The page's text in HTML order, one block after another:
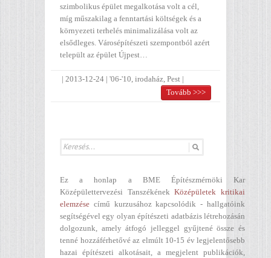
szimbolikus épület megalkotása volt a cél,
míg műszakilag a fenntartási költségek és a
környezeti terhelés minimalizálása volt az
elsődleges. Városépítészeti szempontból azért
települt az épület Újpest…
| 2013-12-24 | '06-'10, irodaház, Pest |
Tovább >>>
Ez a honlap a BME Építészmérnöki Kar
Középülettervezési TanszékénekKözépületek kritikai
elemzése című kurzusához kapcsolódik - hallgatóink
segítségével egy olyan építészeti adatbázis létrehozásán
dolgozunk, amely átfogó jelleggel gyűjtené össze és
tenné hozzáférhetővé az elmúlt 10-15 év legjelentősebb
hazai építészeti alkotásait, a megjelent publikációk,